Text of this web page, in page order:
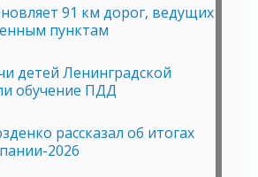
91 км дорог, ведущих
пунктам
детей Ленинградской
обучение ПДД
рассказал об итогах
2026